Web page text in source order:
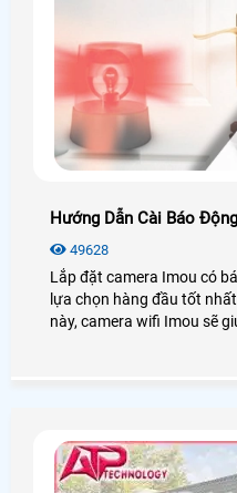
Hướng Dẫn Cài Báo
49628
Lắp đặt camera Imou có
lựa chọn hàng đầu tốt nhất hiện nay.
này, camera wifi Imou sẽ